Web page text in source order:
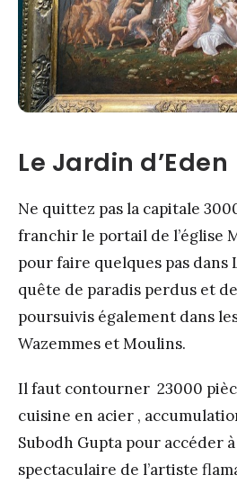
Le Jardin d’Eden
Ne quittez pas la capitale
franchir le portail de l’église
pour faire quelques pas dans
quête de paradis perdus et
poursuivis également dans
Wazemmes et Moulins.
Il faut contourner 23000
cuisine en acier ,
Subodh Gupta pour accéder
spectaculaire de l’artiste